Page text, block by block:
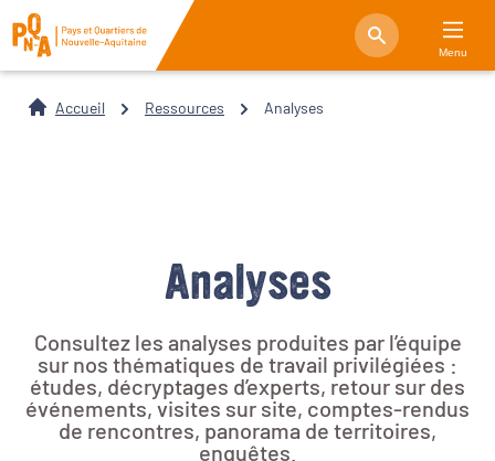
Menu
Accueil Ressources Analyses
Analyses
Consultez les analyses produites par l’équipe
sur nos thématiques de travail privilégiées :
études, décryptages d’experts, retour sur des
événements, visites sur site, comptes-rendus
de rencontres, panorama de territoires,
enquêtes.